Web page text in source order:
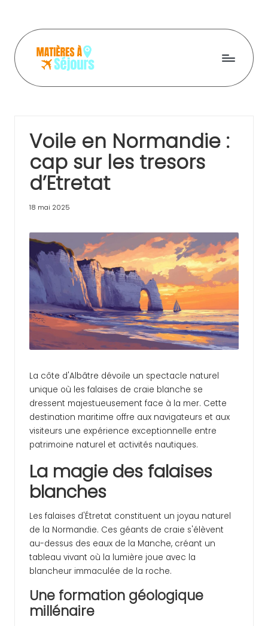
content
M
e
r
e
s
a
s
ej
o
u
rs
Voile en Normandie :
cap sur les tresors
d’Etretat
18 mai 2025
La côte d'Albâtre dévoile un spectacle naturel
unique où les falaises de craie blanche se
dressent majestueusement face à la mer. Cette
destination maritime offre aux navigateurs et aux
visiteurs une expérience exceptionnelle entre
patrimoine naturel et activités nautiques.
La magie des falaises
blanches
Les falaises d'Étretat constituent un joyau naturel
de la Normandie. Ces géants de craie s'élèvent
au-dessus des eaux de la Manche, créant un
tableau vivant où la lumière joue avec la
blancheur immaculée de la roche.
Une formation géologique
millénaire